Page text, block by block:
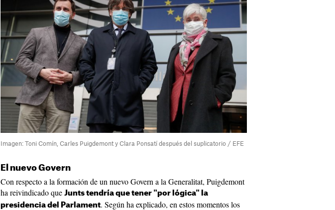
Imagen: Toni Comín, Carles Puigdemont y Clara Ponsatí después del suplicatorio / EFE
El nuevo Govern
Con respecto a la formación de un nuevo Govern a la Generalitat, Puigdemont
ha reivindicado que Junts tendría que tener "por lógica" la
presidencia del Parlament. Según ha explicado, en estos momentos los